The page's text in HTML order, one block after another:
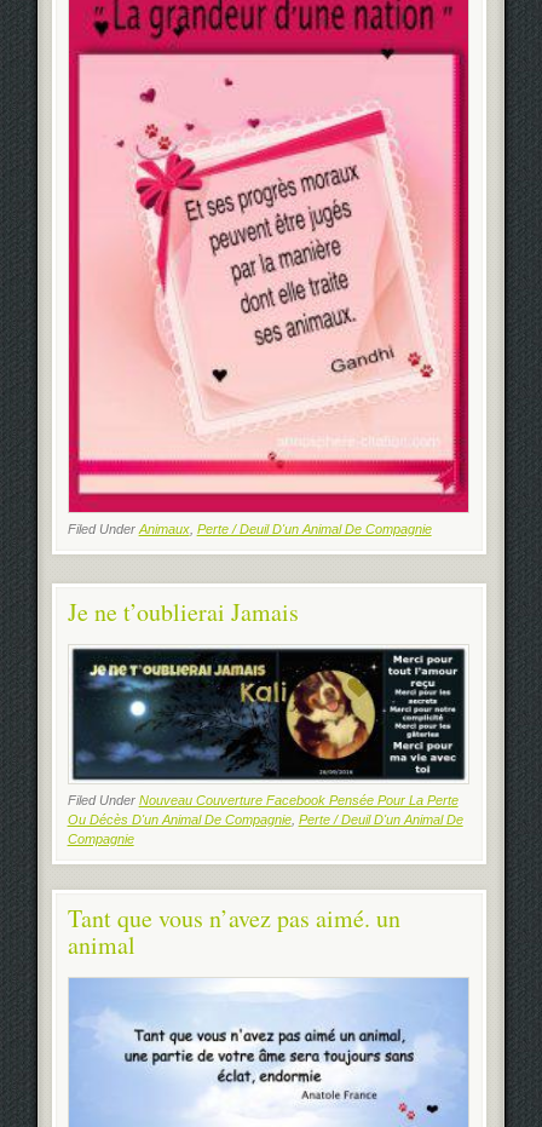
Filed Under Animaux, Perte / Deuil D'un Animal De Compagnie
Je ne t’oublierai Jamais
Filed Under Nouveau Couverture Facebook Pensée Pour La Perte
Ou Décès D'un Animal De Compagnie, Perte / Deuil D'un Animal De
Compagnie
Tant que vous n’avez pas aimé. un
animal